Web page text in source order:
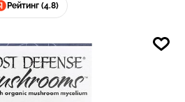
Рейтинг (4.8)